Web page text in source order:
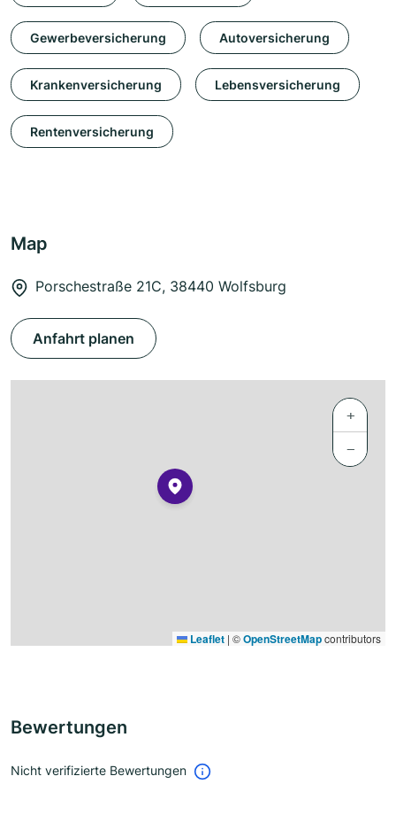
Gewerbeversicherung Autoversicherung
Krankenversicherung Lebensversicherung
Rentenversicherung
Map
Porschestraße 21C, 38440 Wolfsburg
Anfahrt planen
+
−
Leaflet | ©OpenStreetMapcontributors
Bewertungen
Nicht verifizierte Bewertungen